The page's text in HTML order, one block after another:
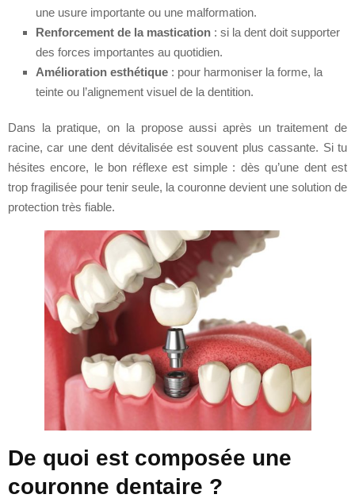
une usure importante ou une malformation.
Renforcement de la mastication : si la dent doit supporter
des forces importantes au quotidien.
Amélioration esthétique : pour harmoniser la forme, la
teinte ou l’alignement visuel de la dentition.
Dans la pratique, on la propose aussi après un traitement de
racine, car une dent dévitalisée est souvent plus cassante. Si tu
hésites encore, le bon réflexe est simple : dès qu’une dent est
trop fragilisée pour tenir seule, la couronne devient une solution de
protection très fiable.
De quoi est composée une
couronne dentaire ?